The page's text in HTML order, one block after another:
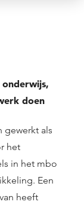
doen
gewerkt als
het
in het mbo
Een
heeft